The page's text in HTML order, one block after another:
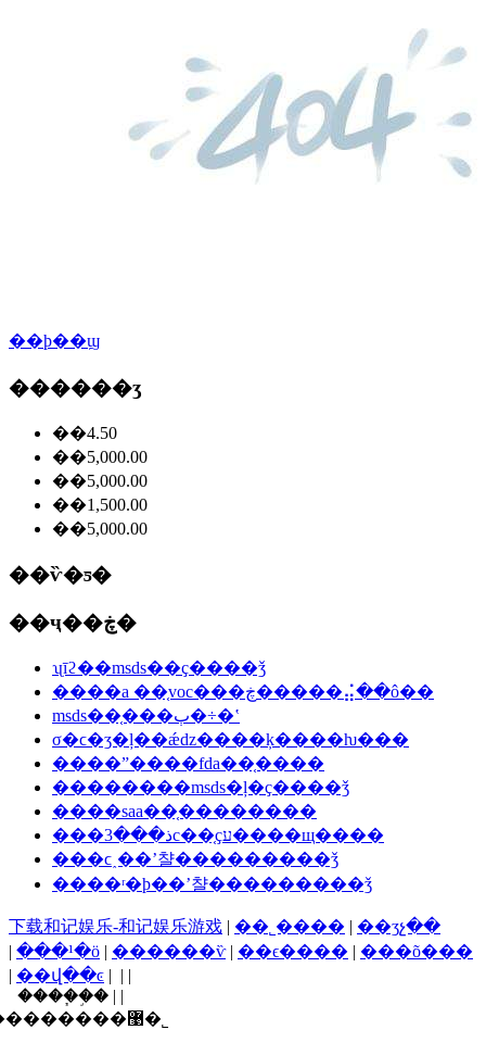
��ϸ��ϣ
������ʒ
��4.50
��5,000.00
��5,000.00
��1,500.00
��5,000.00
��ѷ�ƽ�
��ҷ��ڿ�
ʯīϩ��msds��ҫ����ǯ
����a ��֤voc���ڿ�����⣬��ô��
msds��֤���ٻ�÷�ʽ
σ�ϲ�ʒ�ļ��ǽǳ����ķ����ƕ���
����ˮ����fda��֤����
��������msds�ļ�ҫ����ǯ
����saa��֤��������
���ذ���3c��֤ҫע����щ����
���ϲ˰��ʼ챨���������ǯ
����ʳ�þ��ʼ챨���������ǯ
下载和记娱乐-和记娱乐游戏 | ��˾���� | ��ʒչ��
| ���¹�ӧ | ������ѷ| ��ϵ���� | ���õ���
| ��վ��ͼ | | |
����֧�֣� | |
������ī�ῠ��ʒ�����֤�����������޹�˾